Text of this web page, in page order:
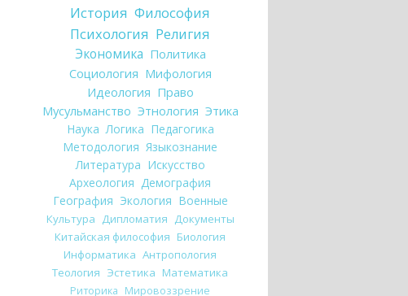
История Философия
Психология Религия
Экономика Политика
Социология Мифология
Идеология Право
Мусульманство Этнология Этика
Наука Логика Педагогика
Методология Языкознание
Литература Искусство
Археология Демография
География Экология Военные
Культура Дипломатия Документы
Китайская философия Биология
Информатика Антропология
Теология Эстетика Математика
Риторика Мировоззрение